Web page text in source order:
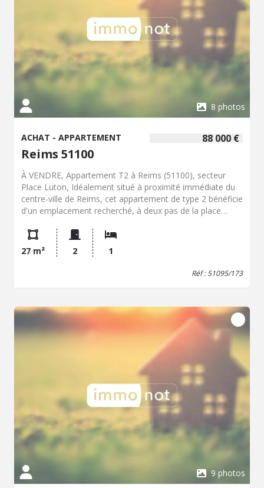
votre patrimoine et obtenir des revenus complémentaires
réguliers. Contactez notre office notarial pour obtenir de
plus amples renseignements sur cet appartement à
vendre à Épernay.
8 photos
88 000 €
ACHAT - APPARTEMENT
Reims 51100
À VENDRE, Appartement T2 à Reims (51100), secteur
Place Luton, Idéalement situé à proximité immédiate du
centre-ville de Reims, cet appartement de type 2 bénéficie
d'un emplacement recherché, à deux pas de la place
boulangerie, pharmacie, banque, restaurants ainsi qu'un
supermarché. Parfaitement desservi par les transports en
commun (ligne de bus et tramway à proximité), ce bien se
situe au dernier étage d'une petite copropriété calme,
chambre indépendante et d'une salle de douche. Une
cave complète ce bien. Appartement idéal pour un
investissement locatif ou un premier achat, grâce à son
emplacement stratégique et son environnement pratique
27 m² 2 1
Réf : 51095/173
9 photos